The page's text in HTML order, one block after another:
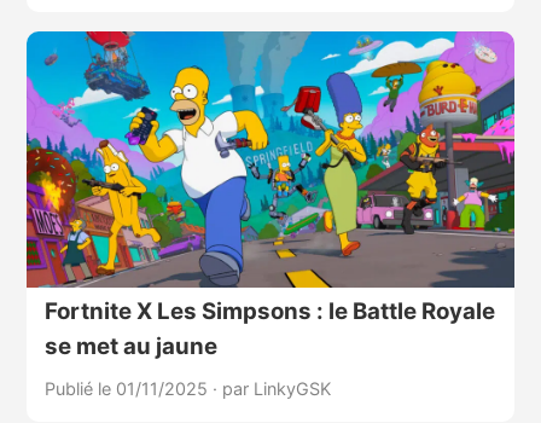
Fortnite X Les Simpsons : le Battle Royale
se met au jaune
Publié le 01/11/2025 · par LinkyGSK